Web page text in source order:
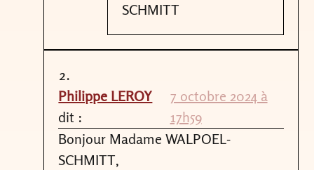
SCHMITT
Philippe LEROY
dit :
7 octobre 2024 à
17h59
Bonjour Madame WALPOEL-
SCHMITT,